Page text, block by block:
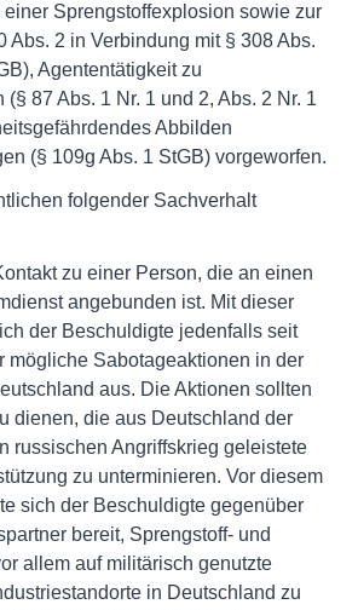
Sprengstoffexplosion sowie zur
Abs. 2 in Verbindung mit § 308 Abs.
Agententätigkeit zu
87 Abs. 1 Nr. 1 und 2, Abs. 2 Nr. 1
Abbilden
(§ 109g Abs. 1 StGB) vorgeworfen.
folgender Sachverhalt
zu einer Person, die an einen
angebunden ist. Mit dieser
der Beschuldigte jedenfalls seit
mögliche Sabotageaktionen in der
aus. Die Aktionen sollten
dienen, die aus Deutschland der
russischen Angriffskrieg geleistete
zu unterminieren. Vor diesem
sich der Beschuldigte gegenüber
bereit, Sprengstoff- und
allem auf militärisch genutzte
in Deutschland zu